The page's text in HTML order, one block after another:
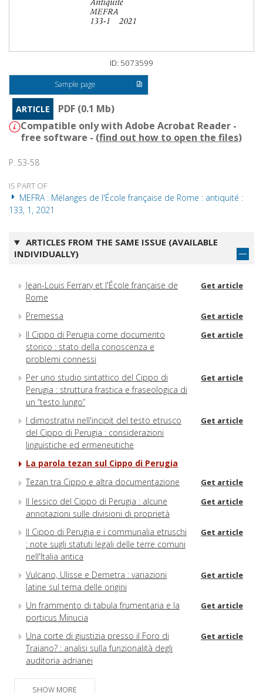
ID: 5073599
Sample page
ARTICLE
PDF (0.1 Mb)
Compatible only with Adobe Acrobat Reader -
free software - (find out how to open the files)
P. 53-58
IS PART OF
MEFRA : Mélanges de l'École française de Rome : antiquité :
133, 1, 2021
ARTICLES FROM THE SAME ISSUE (AVAILABLE
INDIVIDUALLY)
Jean-Louis Ferrary et l'École française de
Rome
Get article
Premessa Get article
Il Cippo di Perugia come documento
storico : stato della conoscenza e
problemi connessi
Get article
Per uno studio sintattico del Cippo di
Perugia : struttura frastica e fraseologica di
un “testo lungo”
Get article
I dimostrativi nell'incipit del testo etrusco
del Cippo di Perugia : considerazioni
linguistiche ed ermeneutiche
Get article
La parola tezan sul Cippo di Perugia
Tezan tra Cippo e altra documentazione
Get article
Il lessico del Cippo di Perugia : alcune
annotazioni sulle divisioni di proprietà
Get article
Il Cippo di Perugia e i communalia etruschi
: note sugli statuti legali delle terre comuni
nell'Italia antica
Get article
Vulcano, Ulisse e Demetra : variazioni
latine sul tema delle origini
Get article
Un frammento di tabula frumentaria e la
porticus Minucia
Get article
Una corte di giustizia presso il Foro di
Traiano? : analisi sulla funzionalità degli
auditoria adrianei
Get article
Ancora sul complesso templare severiano
del Quirinale
SHOW MORE